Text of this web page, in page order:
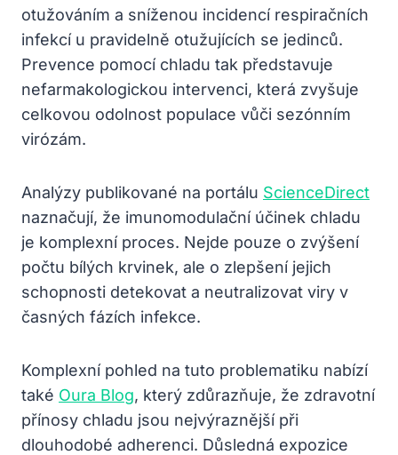
otužováním a sníženou incidencí respiračních
infekcí u pravidelně otužujících se jedinců.
Prevence pomocí chladu tak představuje
nefarmakologickou intervenci, která zvyšuje
celkovou odolnost populace vůči sezónním
virózám.
Analýzy publikované na portálu ScienceDirect
naznačují, že imunomodulační účinek chladu
je komplexní proces. Nejde pouze o zvýšení
počtu bílých krvinek, ale o zlepšení jejich
schopnosti detekovat a neutralizovat viry v
časných fázích infekce.
Komplexní pohled na tuto problematiku nabízí
také Oura Blog, který zdůrazňuje, že zdravotní
přínosy chladu jsou nejvýraznější při
dlouhodobé adherenci. Důsledná expozice